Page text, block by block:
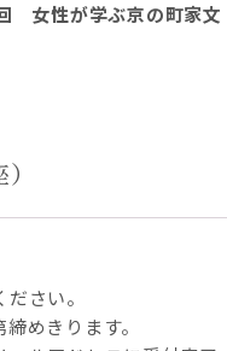
女性が学ぶ京の町家文
さい。
めきります。